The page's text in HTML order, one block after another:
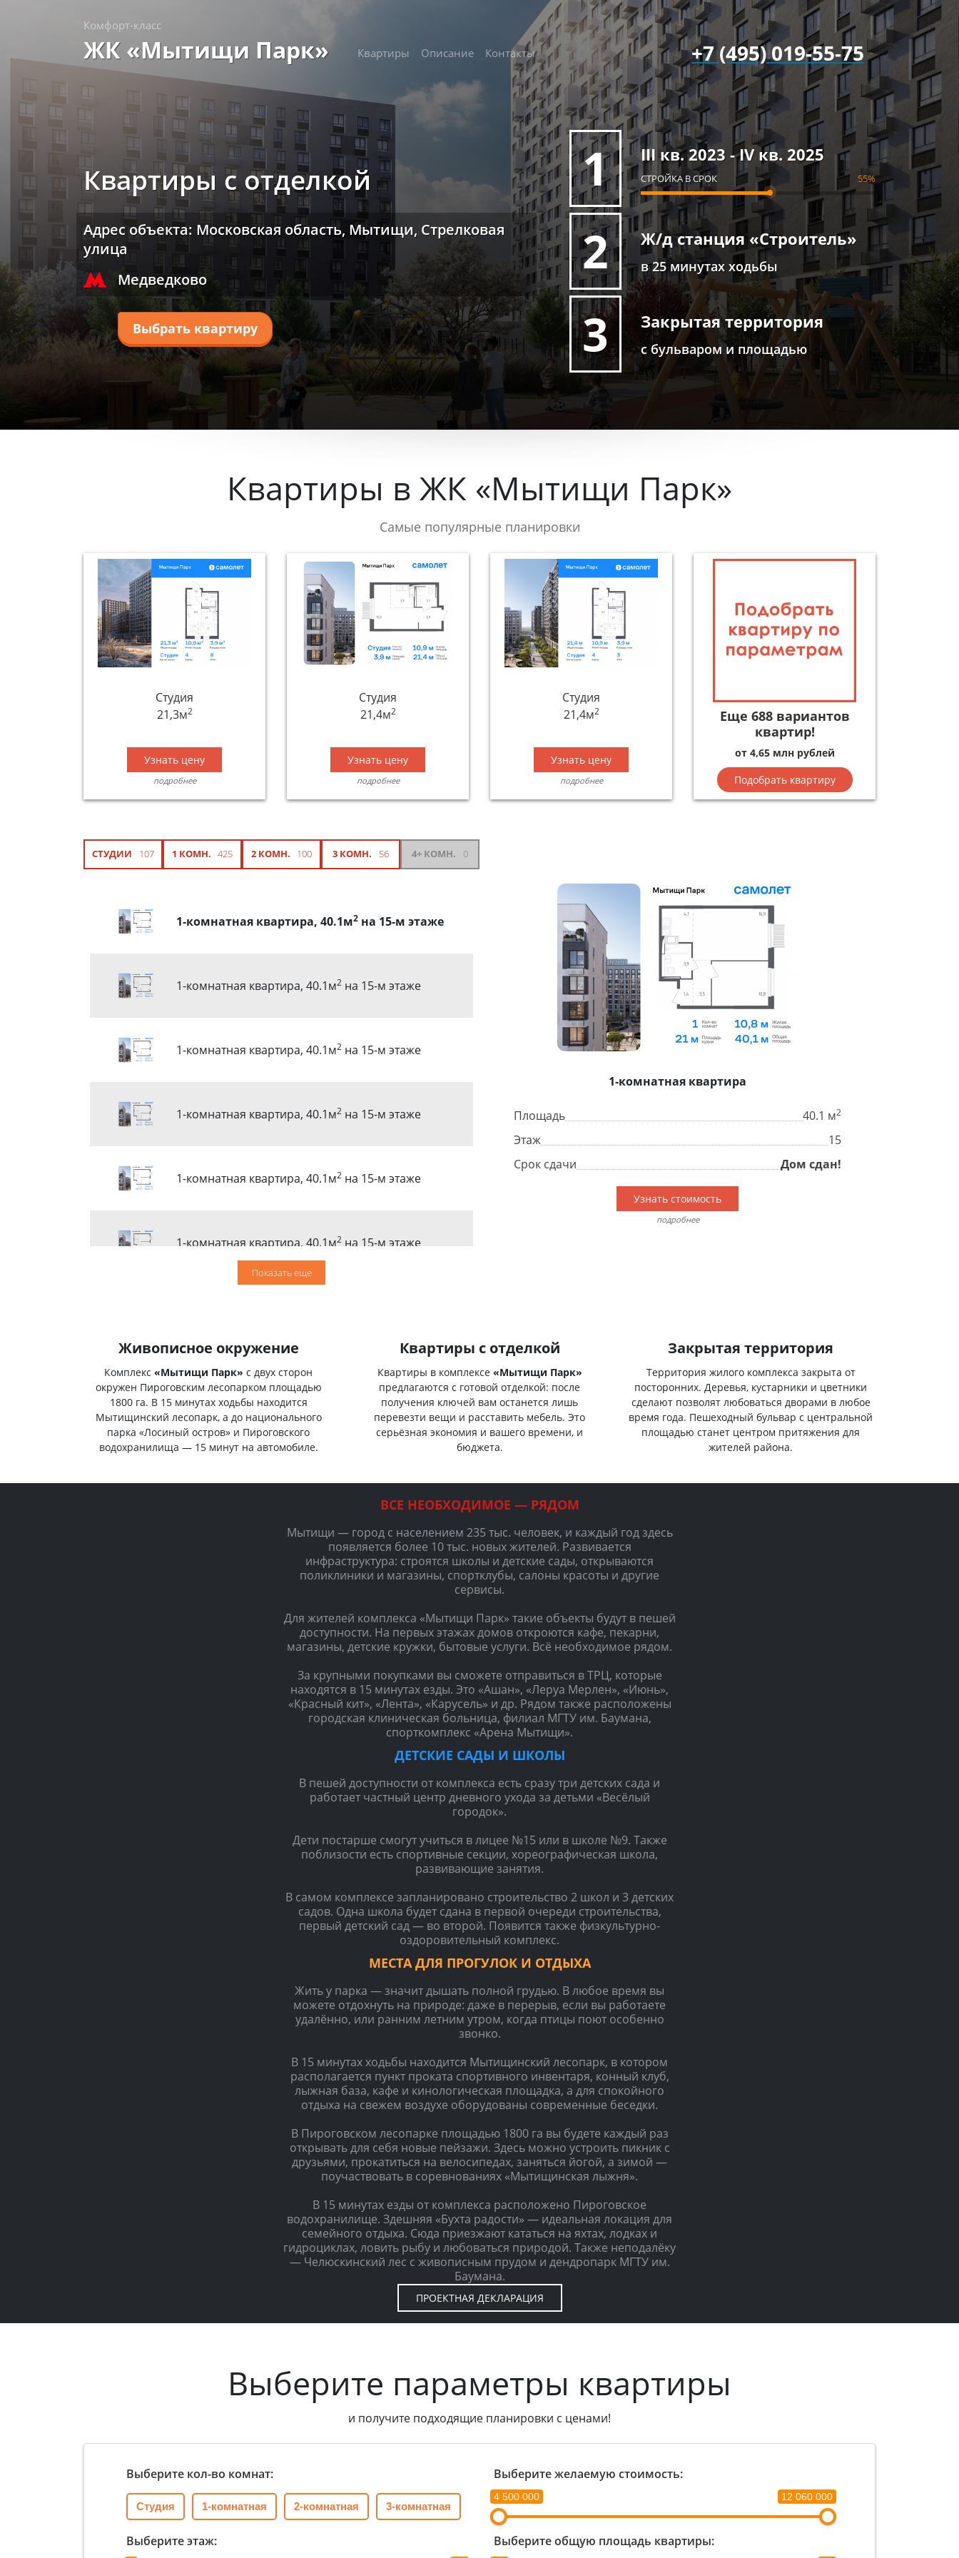
Комфорт-класс
ЖК «Мытищи Парк» Квартиры Описание Контакты +7 (495) 019-55-75
Квартиры с отделкой
Адрес объекта: Московская область, Мытищи, Стрелковая
улица
Медведково
Выбрать квартиру
1 III кв. 2023 - IV кв. 2025
СТРОЙКА В СРОК 55%
2 Ж/д станция «Строитель»
в 25 минутах ходьбы
3 Закрытая территория
с бульваром и площадью
Квартиры в ЖК «Мытищи Парк»
Самые популярные планировки
Студия
21,3м2
Узнать цену
подробнее
Студия
21,4м2
Узнать цену
подробнее
Студия
21,4м2
Узнать цену
подробнее
Еще 688 вариантов
квартир!
от 4,65 млн рублей
Подобрать квартиру
СТУДИИ 107 1 КОМН. 425 2 КОМН. 100 3 КОМН. 56 4+ КОМН. 0
1-комнатная квартира, 40.1м2на 15-м этаже
1-комнатная квартира, 40.1м2на 15-м этаже
1-комнатная квартира, 40.1м2на 15-м этаже
1-комнатная квартира, 40.1м2на 15-м этаже
1-комнатная квартира, 40.1м2на 15-м этаже
1-комнатная квартира, 40.1м2на 15-м этаже
Показать еще
1-комнатная квартира
Площадь 40.1 м2
Этаж
15
Срок сдачи
Дом сдан!
Узнать стоимость
подробнее
Живописное окружение
Комплекс «Мытищи Парк» с двух сторон
окружен Пироговским лесопарком площадью
1800 га. В 15 минутах ходьбы находится
Мытищинский лесопарк, а до национального
парка «Лосиный остров» и Пироговского
водохранилища — 15 минут на автомобиле.
Квартиры с отделкой
Квартиры в комплексе «Мытищи Парк»
предлагаются с готовой отделкой: после
получения ключей вам останется лишь
перевезти вещи и расставить мебель. Это
серьёзная экономия и вашего времени, и
бюджета.
Закрытая территория
Территория жилого комплекса закрыта от
посторонних. Деревья, кустарники и цветники
сделают позволят любоваться дворами в любое
время года. Пешеходный бульвар с центральной
площадью станет центром притяжения для
жителей района.
ВСЕ НЕОБХОДИМОЕ — РЯДОМ
Мытищи — город с населением 235 тыс. человек, и каждый год здесь
появляется более 10 тыс. новых жителей. Развивается
инфраструктура: строятся школы и детские сады, открываются
поликлиники и магазины, спортклубы, салоны красоты и другие
сервисы.
Для жителей комплекса «Мытищи Парк» такие объекты будут в пешей
доступности. На первых этажах домов откроются кафе, пекарни,
магазины, детские кружки, бытовые услуги. Всё необходимое рядом.
За крупными покупками вы сможете отправиться в ТРЦ, которые
находятся в 15 минутах езды. Это «Ашан», «Леруа Мерлен», «Июнь»,
«Красный кит», «Лента», «Карусель» и др. Рядом также расположены
городская клиническая больница, филиал МГТУ им. Баумана,
спорткомплекс «Арена Мытищи».
ДЕТСКИЕ САДЫ И ШКОЛЫ
В пешей доступности от комплекса есть сразу три детских сада и
работает частный центр дневного ухода за детьми «Весёлый
городок».
Дети постарше смогут учиться в лицее №15 или в школе №9. Также
поблизости есть спортивные секции, хореографическая школа,
развивающие занятия.
В самом комплексе запланировано строительство 2 школ и 3 детских
садов. Одна школа будет сдана в первой очереди строительства,
первый детский сад — во второй. Появится также физкультурно-
оздоровительный комплекс.
МЕСТА ДЛЯ ПРОГУЛОК И ОТДЫХА
Жить у парка — значит дышать полной грудью. В любое время вы
можете отдохнуть на природе: даже в перерыв, если вы работаете
удалённо, или ранним летним утром, когда птицы поют особенно
звонко.
В 15 минутах ходьбы находится Мытищинский лесопарк, в котором
располагается пункт проката спортивного инвентаря, конный клуб,
лыжная база, кафе и кинологическая площадка, а для спокойного
отдыха на свежем воздухе оборудованы современные беседки.
В Пироговском лесопарке площадью 1800 га вы будете каждый раз
открывать для себя новые пейзажи. Здесь можно устроить пикник с
друзьями, прокатиться на велосипедах, заняться йогой, а зимой —
поучаствовать в соревнованиях «Мытищинская лыжня».
В 15 минутах езды от комплекса расположено Пироговское
водохранилище. Здешняя «Бухта радости» — идеальная локация для
семейного отдыха. Сюда приезжают кататься на яхтах, лодках и
гидроциклах, ловить рыбу и любоваться природой. Также неподалёку
— Челюскинский лес с живописным прудом и дендропарк МГТУ им.
Баумана.
ПРОЕКТНАЯ ДЕКЛАРАЦИЯ
Выберите параметры квартиры
и получите подходящие планировки с ценами!
Выберите кол-во комнат:
Студия 1-комнатная 2-комнатная 3-комнатная
Выберите желаемую стоимость:
4 500 000 12 060 000
Выберите этаж: Выберите общую площадь квартиры: